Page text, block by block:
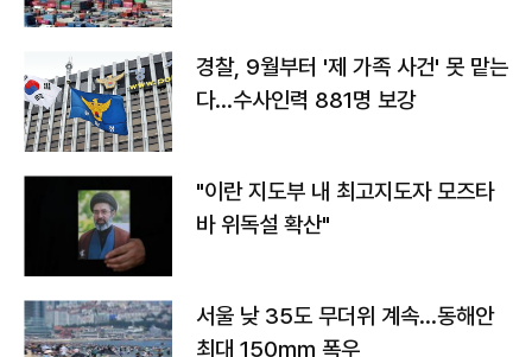
경찰, 9월부터 '제 가족 사건' 못 맡는
다…수사인력 881명 보강
"이란 지도부 내 최고지도자 모즈타
바 위독설 확산"
서울 낮 35도 무더위 계속…동해안
최대 150㎜ 폭우